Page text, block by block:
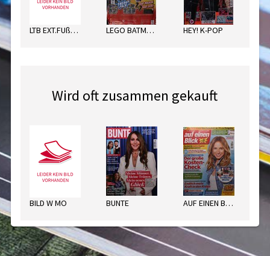
LTB EXT.FUßBALL SORT. LEGO BATMAN ENERGY PACK HEY! K-POP
Wird oft zusammen gekauft
BILD W MO BUNTE AUF EINEN BLICK WEST